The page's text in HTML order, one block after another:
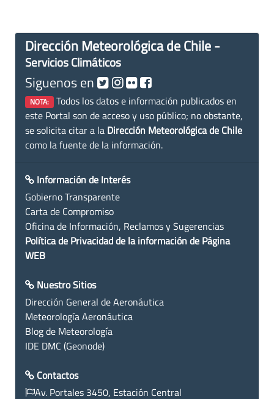
Dirección Meteorológica de Chile -
Servicios Climáticos
Siguenos en
NOTA: Todos los datos e información publicados en
este Portal son de acceso y uso público; no obstante,
se solicita citar a la Dirección Meteorológica de Chile
como la fuente de la información.
Información de Interés
Gobierno Transparente
Carta de Compromiso
Oficina de Información, Reclamos y Sugerencias
Política de Privacidad de la información de Página
WEB
Nuestro Sitios
Dirección General de Aeronáutica
Meteorología Aeronáutica
Blog de Meteorología
IDE DMC (Geonode)
Contactos
Av. Portales 3450, Estación Central